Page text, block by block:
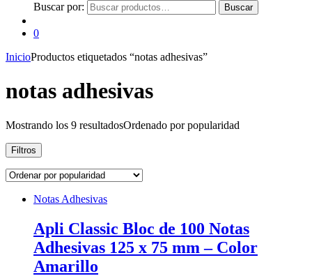
Buscar por:
Buscar
0
InicioProductos etiquetados “notas adhesivas”
notas adhesivas
Mostrando los 9 resultadosOrdenado por popularidad
Filtros
Notas Adhesivas
Apli Classic Bloc de 100 Notas
Adhesivas 125 x 75 mm – Color
Amarillo